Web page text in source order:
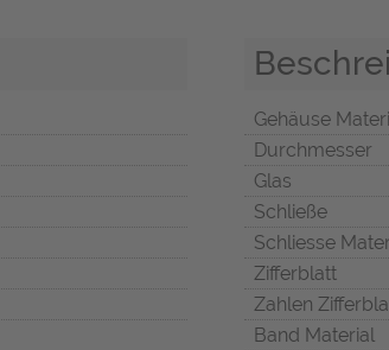
Gehäuse
Durchmesser
Glas
Schließe
Schliesse
Zifferblatt
Zahlen
Band Material